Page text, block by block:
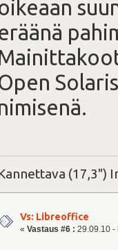
(17,3")
Vs: Libreoffice
« Vastaus #6 : 29.09.10 -